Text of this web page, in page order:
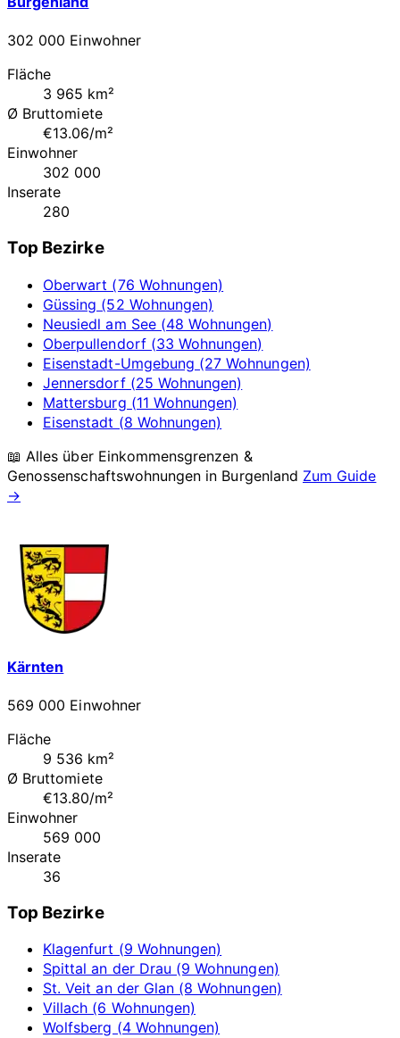
302 000 Einwohner
Fläche
3 965 km²
Ø Bruttomiete
€13.06/m²
Einwohner
302 000
Inserate
280
Top Bezirke
Oberwart (76 Wohnungen)
Güssing (52 Wohnungen)
Neusiedl am See (48 Wohnungen)
Oberpullendorf (33 Wohnungen)
Eisenstadt-Umgebung (27 Wohnungen)
Jennersdorf (25 Wohnungen)
Mattersburg (11 Wohnungen)
Eisenstadt (8 Wohnungen)
📖 Alles über Einkommensgrenzen &
Genossenschaftswohnungen in Burgenland Zum Guide
→
Kärnten
569 000 Einwohner
Fläche
9 536 km²
Ø Bruttomiete
€13.80/m²
Einwohner
569 000
Inserate
36
Top Bezirke
Klagenfurt (9 Wohnungen)
Spittal an der Drau (9 Wohnungen)
St. Veit an der Glan (8 Wohnungen)
Villach (6 Wohnungen)
Wolfsberg (4 Wohnungen)